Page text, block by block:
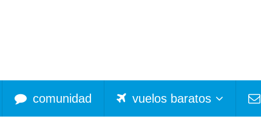
comunidad vuelos baratos